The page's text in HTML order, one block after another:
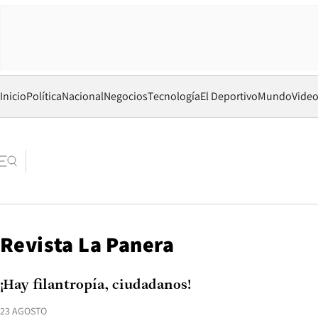
InicioPolíticaNacionalNegociosTecnologíaEl DeportivoMundo
Revista La Panera
23 AGOSTO
¡Hay filantropía, ciudadanos!